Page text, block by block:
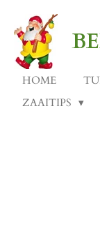
direct
naar
de
hoofdinhoud
HOME
ZAAITIPS